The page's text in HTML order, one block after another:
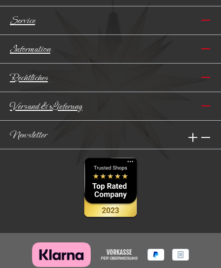
Service
Information
Rechtliches
Versand & Lieferung
Newsletter